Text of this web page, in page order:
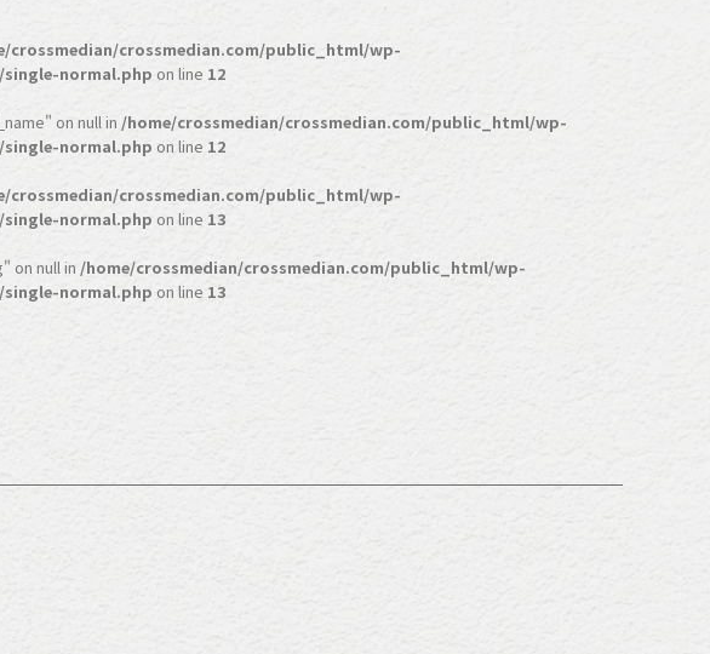
crossmedian/crossmedian.com/public_html/wp-
single-normal.php on line 12
on null in /home/crossmedian/crossmedian.com/public_html/wp-
single-normal.php on line 12
crossmedian/crossmedian.com/public_html/wp-
single-normal.php on line 13
on null in /home/crossmedian/crossmedian.com/public_html/wp-
single-normal.php on line 13